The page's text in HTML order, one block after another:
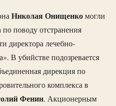
НиколаяОнищенкомогли
по поводу отстранения
директора лечебно-
В убийстве подозревается
дирекция по
комплекса в
Фенин. Акционерным